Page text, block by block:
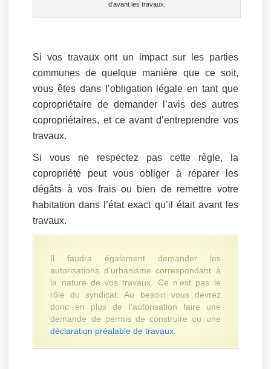
d’avant les travaux.
Si vos travaux ont un impact sur les parties
communes de quelque manière que ce soit,
vous êtes dans l’obligation légale en tant que
copropriétaire de demander l’avis des autres
copropriétaires, et ce avant d’entreprendre vos
travaux.
Si vous ne respectez pas cette règle, la
copropriété peut vous obliger à réparer les
dégâts à vos frais ou bien de remettre votre
habitation dans l’état exact qu’il était avant les
travaux.
Il faudra également demander les
autorisations d’urbanisme correspondant à
la nature de vos travaux. Ce n’est pas le
rôle du syndicat. Au besoin vous devrez
donc en plus de l’autorisation faire une
demande de permis de construire ou une
déclaration préalable de travaux